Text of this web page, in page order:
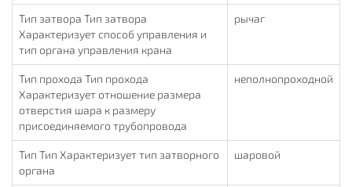
Тип затвора Тип затвора
Характеризует способ управления и
тип органа управления крана
рычаг
Тип прохода Тип прохода
Характеризует отношение размера
отверстия шара к размеру
присоединяемого трубопровода
неполнопроходной
Тип Тип Характеризует тип затворного
органа
шаровой